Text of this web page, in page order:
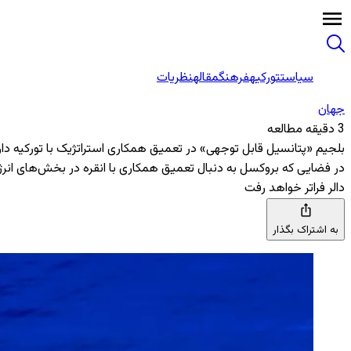
سیاستتورکیهفرهنگمقالهنظریات
جهان
3 دقیقه مطالعه
بلجیم «پتانسیل قابل توجهی» در تعمیق همکاری استراتژیک با تورکیه
دالر فراتر خواهد رفت
به اشتراک بگذار